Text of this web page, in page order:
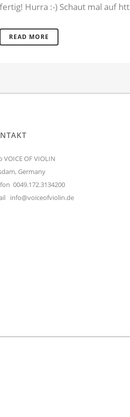
fertig! Hurra :-) Schaut mal auf
READ MORE
VOICE OF VIOLIN
Germany
0049.172.3134200
info@voiceofviolin.de